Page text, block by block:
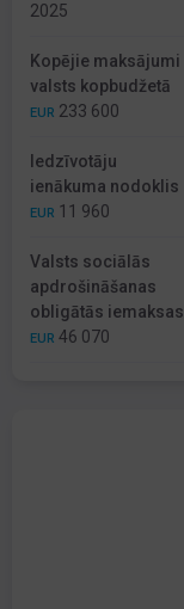
2025
Kopējie maksājumi
valsts kopbudžetā
EUR 233 600
Iedzīvotāju
ienākuma nodoklis
EUR 11 960
Valsts sociālās
apdrošināšanas
obligātās iemaksas
EUR 46 070